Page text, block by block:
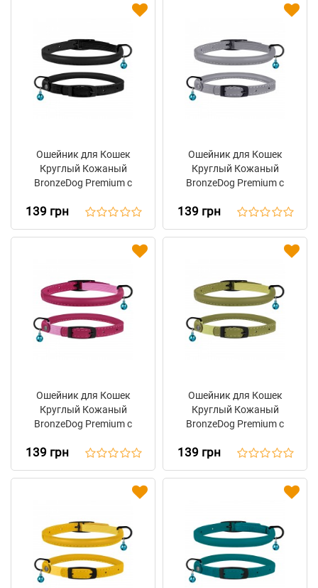
Ошейник для Кошек
Круглый Кожаный
BronzeDog Premium с
Колокольчиком Черный
139 грн
Ошейник для Кошек
Круглый Кожаный
BronzeDog Premium с
Колокольчиком Серый
139 грн
Ошейник для Кошек
Круглый Кожаный
BronzeDog Premium с
Колокольчиком
139 грн
Ошейник для Кошек
Круглый Кожаный
BronzeDog Premium с
Колокольчиком
139 грн